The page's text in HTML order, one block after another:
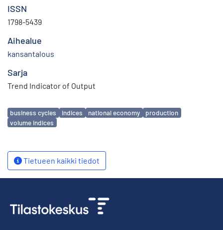
ISSN
1798-5439
Aihealue
kansantalous
Sarja
Trend Indicator of Output
Avainsanat
business cycles indices national economy
production
volume indices
Tietueen kaikki tiedot